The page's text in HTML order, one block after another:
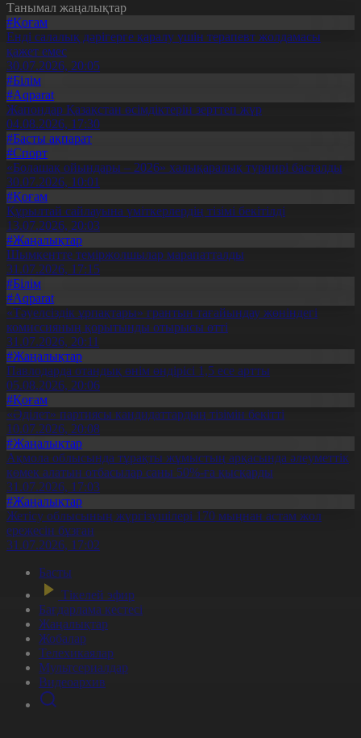
Танымал жаңалықтар
#Қоғам
Енді салалық дәрігерге қаралу үшін терапевт жолдамасы
қажет емес
30.07.2026, 20:05
#Білім
#Aqparat
Жапондар Қазақстан өсімдіктерін зерттеп жүр
04.08.2026, 17:30
#Басты ақпарат
#Спорт
«Болашақ ойындары – 2026» халықаралық турнирі басталды
30.07.2026, 10:01
#Қоғам
Құрылтай сайлауына үміткерлердің тізімі бекітілді
13.07.2026, 20:03
#Жаңалықтар
Шымкентте теміржолшылар марапатталды
31.07.2026, 17:15
#Білім
#Aqparat
«Тәуелсіздік ұрпақтары» грантын тағайындау жөніндегі
комиссияның қорытынды отырысы өтті
31.07.2026, 20:11
#Жаңалықтар
Павлодарда отандық өнім өндірісі 1,5 есе артты
05.08.2026, 20:06
#Қоғам
«Әділет» партиясы кандидаттардың тізімін бекітті
10.07.2026, 20:08
#Жаңалықтар
Ақмола облысында тұрақты жұмыстың арқасында әлеуметтік
көмек алатын отбасылар саны 50%-ға қысқарды
31.07.2026, 17:03
#Жаңалықтар
Жетісу облысының жүргізушілері 170 мыңнан астам жол
ережесін бұзған
31.07.2026, 17:02
Басты
Тікелей эфир
Бағдарлама кестесі
Жаңалықтар
Жобалар
Телехикаялар
Мультсериалдар
Видеоархив